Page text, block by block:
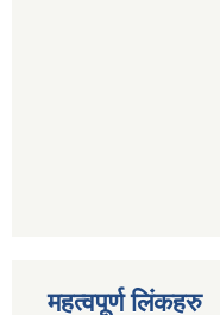
महत्वपूर्ण लिंकहरु